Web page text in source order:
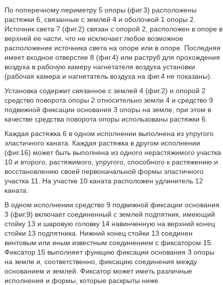
По поперечному периметру 5 опоры (фиг.3) расположены
растяжки 6, связанные с землей 4 и оболочкой 1 опоры 2.
Источник света 7 (фиг.2) связан с опорой 2, расположен в опоре в
верхней ее части, что не исключает любое возможное
расположение источника света на опоре или в опоре. Последняя
имеет входное отверстие 8 (фиг.4) или раструб для прохождения
воздуха в рабочую камеру нагнетателя воздуха установки
(рабочая камера и нагнетатель воздуха на фиг.4 не показаны).
Установка содержит связанное с землей 4 (фиг.2) и опорой 2
средство поворота опоры 2 относительно земли 4 и средство 9
подвижной фиксации основания 3 опоры на земле, при этом в
качестве средства поворота опоры использованы растяжки 6.
Каждая растяжка 6 в одном исполнении выполнена из упругого
эластичного каната. Каждая растяжка в другом исполнении
(фиг.16) может быть выполнена из одного нерастяжимого участка
10 и второго, растяжимого, упругого, способного к растяжению и
восстановлению своей первоначальной формы эластичного
участка 11. На участке 10 каната расположен удлинитель 12
каната.
В одном исполнении средство 9 подвижной фиксации основания
3 (фиг.9) включает соединенный с землей подпятник, имеющий
стойку 13 и шаровую головку 14 навинченную на верхний конец
стойки 13 подпятника. Нижний конец стойки 13 соединен
винтовым или иным известным соединением с фиксатором 15.
Фиксатор 15 выполняет функцию фиксации основания 3 опоры
на земле и, соответственно, фиксацию соединения между
основанием и землей. Фиксатор может иметь различные
исполнения и формы, которые раскрыты ниже.